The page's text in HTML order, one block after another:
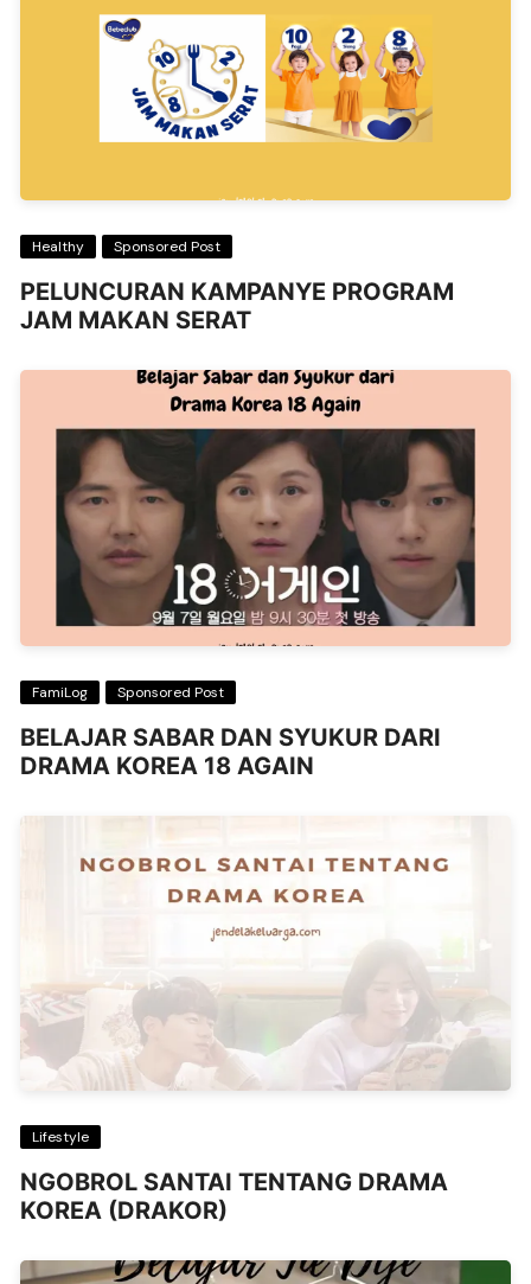
Healthy Sponsored Post
PELUNCURAN KAMPANYE PROGRAM
JAM MAKAN SERAT
FamiLog Sponsored Post
BELAJAR SABAR DAN SYUKUR DARI
DRAMA KOREA 18 AGAIN
Lifestyle
NGOBROL SANTAI TENTANG DRAMA
KOREA (DRAKOR)